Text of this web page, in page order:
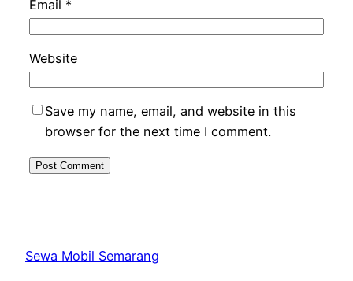
Email *
Website
Save my name, email, and website in this
browser for the next time I comment.
Sewa Mobil Semarang